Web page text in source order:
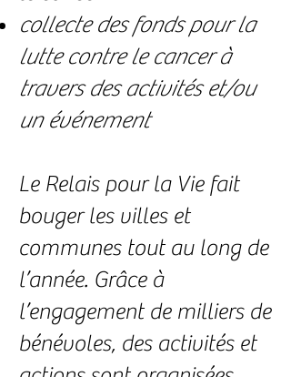
collecte des fonds pour la
lutte contre le cancer à
travers des activités et/ou
un événement
Le Relais pour la Vie fait
bouger les villes et
communes tout au long de
l’année. Grâce à
l’engagement de milliers de
bénévoles, des activités et